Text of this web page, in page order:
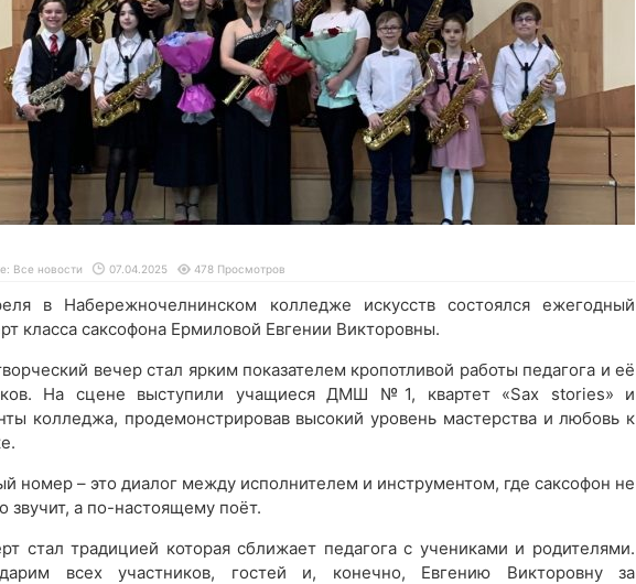
Все новости 07.04.2025 478 Просмотров
в Набережночелнинском колледже искусств состоялся ежегодный
класса саксофона Ермиловой Евгении Викторовны.
вечер стал ярким показателем кропотливой работы педагога и её
На сцене выступили учащиеся ДМШ №1, квартет «Sax stories» и
колледжа, продемонстрировав высокий уровень мастерства и любовь к
номер – это диалог между исполнителем и инструментом, где саксофон не
звучит, а по-настоящему поёт.
стал традицией которая сближает педагога с учениками и родителями.
всех участников, гостей и, конечно, Евгению Викторовну за